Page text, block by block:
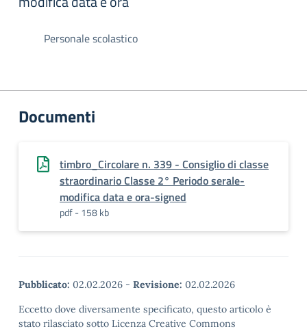
Personale scolastico
Documenti
timbro_Circolare n. 339 - Consiglio di classe
straordinario Classe 2° Periodo serale-
modifica data e ora-signed
pdf - 158 kb
Pubblicato: 02.02.2026 - Revisione: 02.02.2026
Eccetto dove diversamente specificato, questo articolo è
stato rilasciato sotto Licenza Creative Commons